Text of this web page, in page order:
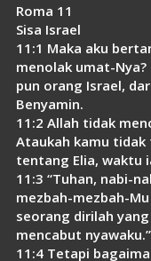
Roma 11
Sisa Israel
11:1 Maka aku
menolak umat-
pun orang Israel,
Benyamin.
11:2 Allah tidak
Ataukah kamu tidak
tentang Elia, waktu
11:3 “Tuhan, nabi-
mezbah-mezbah-
seorang dirilah
mencabut nyawaku.”
11:4 Tetapi